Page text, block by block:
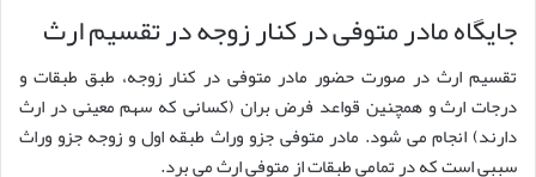
جایگاه مادر متوفی در کنار زوجه در تقسیم ارث
تقسیم ارث در صورت حضور مادر متوفی در کنار زوجه، طبق طبقات و
درجات ارث و همچنین قواعد فرض بران (کسانی که سهم معینی در ارث
دارند) انجام می شود. مادر متوفی جزو وراث طبقه اول و زوجه جزو وراث
سببی است که در تمامی طبقات از متوفی ارث می برد.